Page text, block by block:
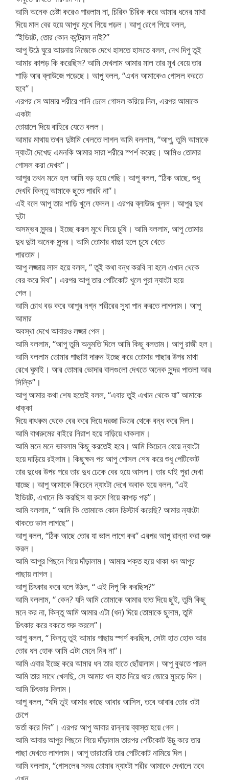
আমি অনেক চেষ্টা করেও পারলাম না, চিরিক চিরিক করে আমার ধনের মাথা
দিয়ে মাল বের হয়ে আপুর মুখে গিয়ে পড়ল। আপু রেগে গিয়ে বলল,
“ইডিয়ট, তোর কোন কন্ট্রোল নাই?”
আপু উঠে ঘুরে আয়নায় নিজেকে দেখে হাসতে হাসতে বলল, দেখ দিপু তুই
আমার কাপড় কি করেছিস? আমি দেখলাম আমার মাল তার মুখ বেয়ে তার
শাড়ি আর ব্লাউজে পড়েছে। আপু বলল, “এখন আমাকেও গোসল করতে
হবে”।
এরপর সে আমার শরীরে পানি ঢেলে গোসল করিয়ে দিল, এরপর আমাকে
একটা
তোয়ালে দিয়ে বাহিরে যেতে বলল।
আমার মাথায় তখন দুষ্টামি খেলতে লাগল আমি বললাম, “আপু, তুমি আমাকে
ন্যাংটা দেখেছ এমনকি আমার সারা শরীরে স্পর্শ করেছ। আমিও তোমার
গোসল করা দেখব”।
আপুর তখন মনে হল আমি বড় হয়ে গেছি। আপু বলল, “ঠিক আছে, শুধু
দেখবি কিন্তু আমাকে ছুতে পারবি না”।
এই বলে আপু তার শাড়ি খুলে ফেলল। এরপর ব্লাউজ খুলল। আপুর দুধ
দুটা
অসম্ভব সুন্দর। ইচ্ছে করল মুখে নিয়ে চুষি। আমি বললাম, আপু তোমার
দুধ দুটা অনেক সুন্দর। আমি তোমার বাচ্চা হলে চুষে খেতে
পারতাম।
আপু লজ্জায় লাল হয়ে বলল, “ তুই কথা বন্ধ করবি না হলে এখান থেকে
বের করে দিব”। এরপর আপু তার পেটিকোট খুলে পুরা ন্যাংটা হয়ে
গেল।
আমি চোখ বড় করে আপুর নগ্ন শরীরের সুধা পান করতে লাগলাম। আপু
আমার
অবস্থা দেখে আবারও লজ্জা পেল।
আমি বললাম, “আপু তুমি অনুমতি দিলে আমি কিছু বলতাম। আপু রাজী হল।
আমি বললাম তোমার পাছাটা দারুন ইচ্ছে করে তোমার পাছার উপর মাথা
রেখে ঘুমাই। আর তোমার ভোদার বালগুলো দেখতে অনেক সুন্দর পাতলা আর
সিল্কি”।
আপু আমার কথা শেষ হতেই বলল, “এবার তুই এখান থেকে যা” আমাকে
ধাক্কা
দিয়ে বাথরুম থেকে বের করে দিয়ে দরজা ভিতর থেকে বন্ধ করে দিল।
আমি বাথরুমের বাইরে নিরাশ হয়ে দাড়িয়ে থাকলাম।
আমি মনে মনে ভাবলাম কিছু করতেই হবে। আমি কিচেনে যেয়ে ন্যাংটা
হয়ে দাড়িয়ে রইলাম। কিছুক্ষন পর আপু গোসল শেষ করে শুধু পেটিকোট
তার দুধের উপর পরে তার দুধ ঢেকে বের হয়ে আসল। তার থাই পুরা দেখা
যাচ্ছে। আপু আমাকে কিচেনে ন্যাংটা দেখে অবাক হয়ে বলল, “এই
ইডিয়ট, এখানে কি করছিস যা রুমে গিয়ে কাপড় পড়”।
আমি বললাম, “ আমি কি তোমাকে কোন ডিস্টার্ব করেছি? আমার ন্যাংটা
থাকতে ভাল লাগছে”।
আপু বলল, “ঠিক আছে তোর যা ভাল লাগে কর” এরপর আপু রান্না করা শুরু
করল।
আমি আপুর পিছনে গিয়ে দাঁড়ালাম। আমার শক্ত হয়ে থাকা ধন আপুর
পাছায় লাগল।
আপু চিৎকার করে বলে উঠল, “ এই দিপু কি করছিস?”
আমি বললাম, “ কেন? যদি আমি তোমাকে আমার হাত দিয়ে ছুই, তুমি কিছু
মনে কর না, কিন্তু আমি আমার এটা (ধন) দিয়ে তোমাকে ছুলাম, তুমি
চিৎকার করে বকতে শুরু করলে”।
আপু বলল, “ কিন্তু তুই আমার পাছায় স্পর্শ করছিস, সেটা হাত হোক আর
তোর ধন হোক আমি এটা মেনে নিব না”।
আমি এবার ইচ্ছে করে আমার ধন তার হাতে ছোঁয়ালাম। আপু বুঝতে পারল
আমি তার সাথে খেলছি, সে আমার ধন হাত দিয়ে ধরে জোরে মুচড়ে দিল।
আমি চিৎকার দিলাম।
আপু বলল, “যদি তুই আমার কাছে আবার আসিস, তবে আবার তোর ওটা
চেপে
ভর্তা করে দিব”। এরপর আপু আবার রান্নায় ব্যাস্ত হয়ে গেল।
আমি আবার আপুর পিছনে গিয়ে দাঁড়ালাম তারপর পেটিকোট উচু করে তার
পাছা দেখতে লাগলাম। আপু তারাতারি তার পেটিকোট নামিয়ে দিল।
আমি বললাম, “গোসলের সময় তোমার ন্যাংটা শরীর আমাকে দেখালে তবে